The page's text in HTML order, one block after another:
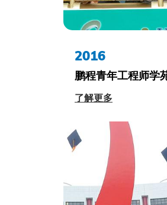
2016
鹏程青年工程师学
了解更多